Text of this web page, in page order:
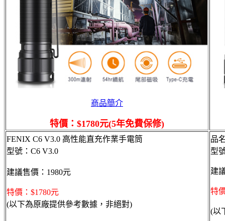
商品簡介
特價：$1780元(5年免費保修)
FENIX C6 V3.0 高性能直充作業手電筒
型號：C6 V3.0
建議售價：1980元
特價：$1780元
(以下為原廠提供參考數據，非絕對)
品
型
建
特
(以